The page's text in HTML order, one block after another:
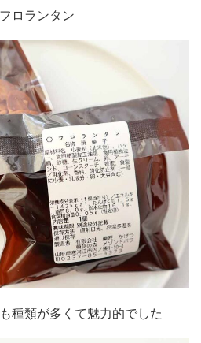
ロランタン
種類が多くて魅力的でした